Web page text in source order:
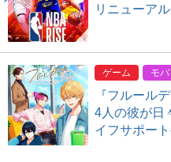
リニューア
ゲーム モ
『フルール
4人の彼が日
イフサポー